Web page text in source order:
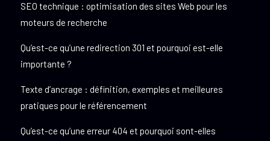
SEO technique : optimisation des sites Web pour les
moteurs de recherche
Qu’est-ce qu’une redirection 301 et pourquoi est-elle
importante ?
Texte d’ancrage : définition, exemples et meilleures
pratiques pour le référencement
Qu’est-ce qu’une erreur 404 et pourquoi sont-elles